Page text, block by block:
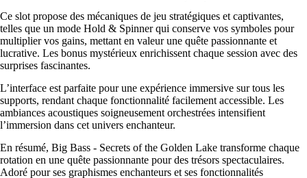
Ce slot propose des mécaniques de jeu stratégiques et captivantes,
telles que un mode Hold & Spinner qui conserve vos symboles pour
multiplier vos gains, mettant en valeur une quête passionnante et
lucrative. Les bonus mystérieux enrichissent chaque session avec des
surprises fascinantes.
L’interface est parfaite pour une expérience immersive sur tous les
supports, rendant chaque fonctionnalité facilement accessible. Les
ambiances acoustiques soigneusement orchestrées intensifient
l’immersion dans cet univers enchanteur.
En résumé, Big Bass - Secrets of the Golden Lake transforme chaque
rotation en une quête passionnante pour des trésors spectaculaires.
Adoré pour ses graphismes enchanteurs et ses fonctionnalités